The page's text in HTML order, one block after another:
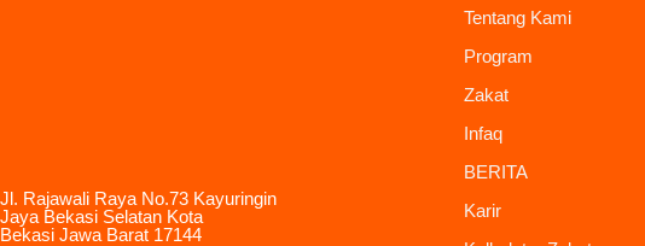
Jl. Rajawali Raya No.73 Kayuringin
Jaya Bekasi Selatan Kota
Bekasi Jawa Barat 17144
Tentang Kami
Program
Zakat
Infaq
BERITA
Karir